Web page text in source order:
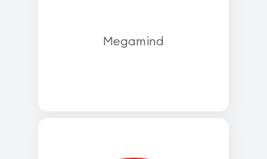
Megamind